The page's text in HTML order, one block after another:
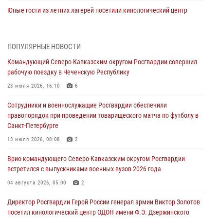
Юные гости из летних лагерей посетили кинологический центр
выпуска «Легенды армии с Александром Маршалом»
07 августа 2026, 12:00
ветераны военной контрразведки почтили память Николая
Кузнецова
07 августа 2026, 12:00
Смольного собора в Санкт-Петербурге (видео)
07 августа 2026, 11:34
взрывобезопасности
ПОПУЛЯРНЫЕ НОВОСТИ
Командующий Северо-Кавказским округом Росгвардии совершил
рабочую поездку в Чеченскую Республику
23 июля 2026, 16:10 6
Сотрудники и военнослужащие Росгвардии обеспечили
правопорядок при проведении товарищеского матча по футболу в
Санкт-Петербурге
13 июля 2026, 08:08 2
Врио командующего Северо-Кавказским округом Росгвардии
встретился с выпускниками военных вузов 2026 года
04 августа 2026, 05:00 2
Директор Росгвардии Герой России генерал армии Виктор Золотов
посетил кинологический центр ОДОН имени Ф.Э. Дзержинского